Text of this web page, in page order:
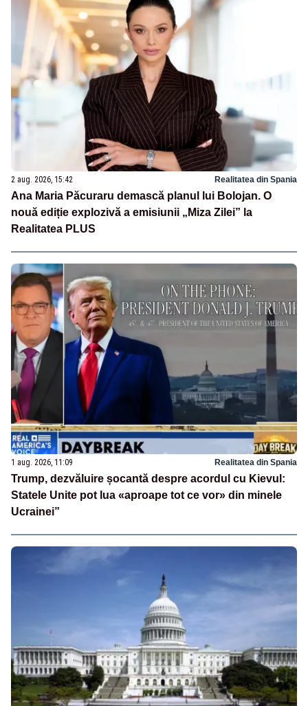
2 aug. 2026, 15:42 Realitatea din Spania
Ana Maria Păcuraru demască planul lui Bolojan. O
nouă ediție explozivă a emisiunii „Miza Zilei” la
Realitatea PLUS
1 aug. 2026, 11:09 Realitatea din Spania
Trump, dezvăluire șocantă despre acordul cu Kievul:
Statele Unite pot lua «aproape tot ce vor» din minele
Ucrainei”